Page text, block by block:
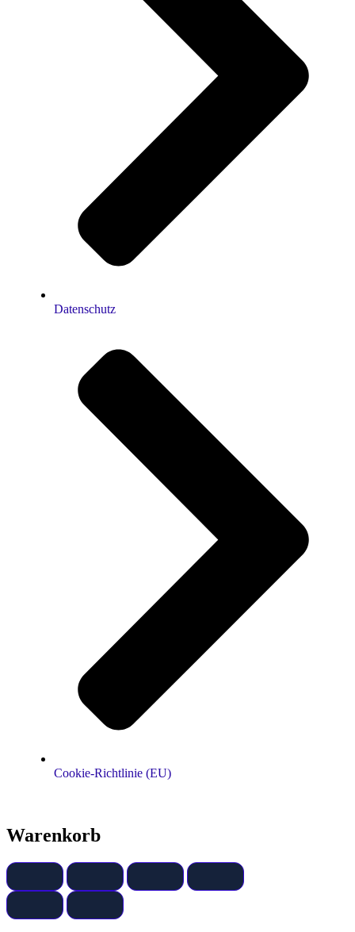
Datenschutz
Cookie-Richtlinie (EU)
Warenkorb